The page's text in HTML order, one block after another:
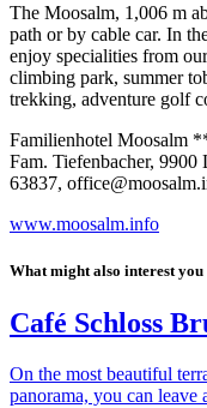
The Moosalm, 1,006 m
path or by cable car. In
enjoy specialities from
climbing park, summer
trekking, adventure golf
Familienhotel Moosalm
Fam. Tiefenbacher, 9900
63837,
www.moosalm.info
What might also interest you
Café Schloss
On the most beautiful
panorama, you can